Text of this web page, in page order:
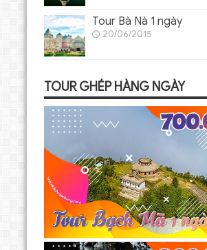
Tour Bà Nà 1 ngày
20/06/2015
TOUR GHÉP HÀNG NGÀY